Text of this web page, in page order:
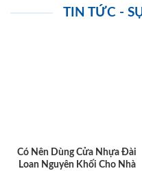
TIN TỨC -
Có Nên Dùng Cửa Nhựa Đài
Loan Nguyên Khối Cho Nhà